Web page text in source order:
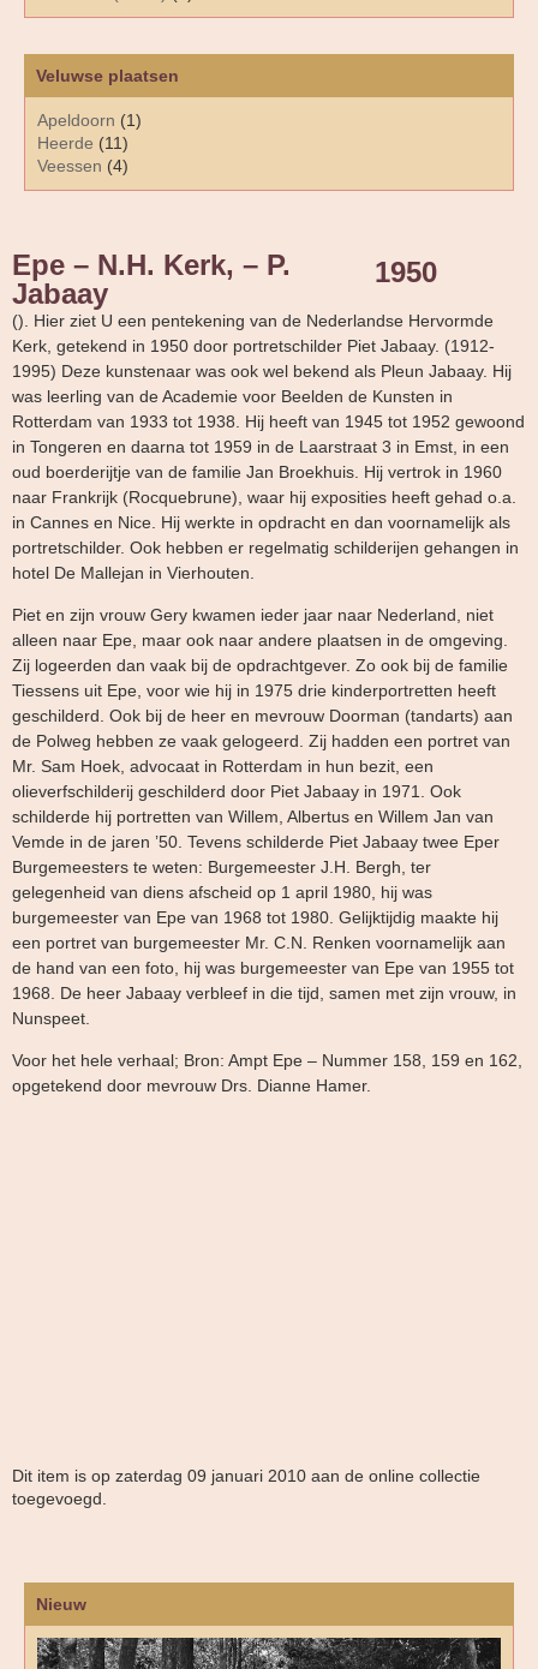
Veluwse plaatsen
Apeldoorn (1)
Heerde (11)
Veessen (4)
Epe – N.H. Kerk, – P.
Jabaay
1950
(). Hier ziet U een pentekening van de Nederlandse Hervormde
Kerk, getekend in 1950 door portretschilder Piet Jabaay. (1912-
1995) Deze kunstenaar was ook wel bekend als Pleun Jabaay. Hij
was leerling van de Academie voor Beelden de Kunsten in
Rotterdam van 1933 tot 1938. Hij heeft van 1945 tot 1952 gewoond
in Tongeren en daarna tot 1959 in de Laarstraat 3 in Emst, in een
oud boerderijtje van de familie Jan Broekhuis. Hij vertrok in 1960
naar Frankrijk (Rocquebrune), waar hij exposities heeft gehad o.a.
in Cannes en Nice. Hij werkte in opdracht en dan voornamelijk als
portretschilder. Ook hebben er regelmatig schilderijen gehangen in
hotel De Mallejan in Vierhouten.
Piet en zijn vrouw Gery kwamen ieder jaar naar Nederland, niet
alleen naar Epe, maar ook naar andere plaatsen in de omgeving.
Zij logeerden dan vaak bij de opdrachtgever. Zo ook bij de familie
Tiessens uit Epe, voor wie hij in 1975 drie kinderportretten heeft
geschilderd. Ook bij de heer en mevrouw Doorman (tandarts) aan
de Polweg hebben ze vaak gelogeerd. Zij hadden een portret van
Mr. Sam Hoek, advocaat in Rotterdam in hun bezit, een
olieverfschilderij geschilderd door Piet Jabaay in 1971. Ook
schilderde hij portretten van Willem, Albertus en Willem Jan van
Vemde in de jaren ’50. Tevens schilderde Piet Jabaay twee Eper
Burgemeesters te weten: Burgemeester J.H. Bergh, ter
gelegenheid van diens afscheid op 1 april 1980, hij was
burgemeester van Epe van 1968 tot 1980. Gelijktijdig maakte hij
een portret van burgemeester Mr. C.N. Renken voornamelijk aan
de hand van een foto, hij was burgemeester van Epe van 1955 tot
1968. De heer Jabaay verbleef in die tijd, samen met zijn vrouw, in
Nunspeet.
Voor het hele verhaal; Bron: Ampt Epe – Nummer 158, 159 en 162,
opgetekend door mevrouw Drs. Dianne Hamer.
Dit item is op zaterdag 09 januari 2010 aan de online collectie
toegevoegd.
Nieuw